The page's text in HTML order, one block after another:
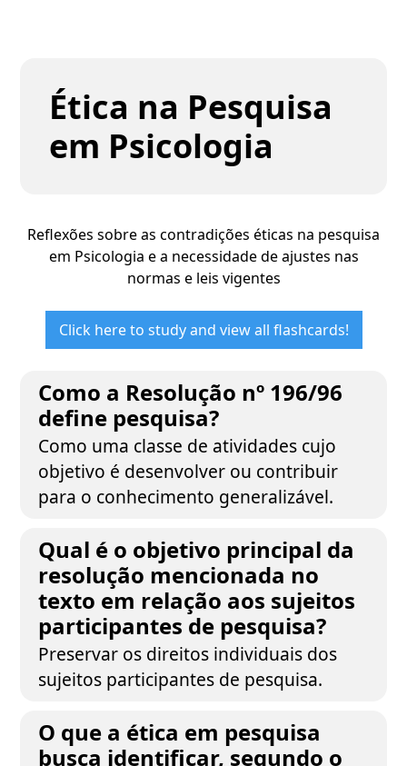
Ética na Pesquisa
em Psicologia
Reflexões sobre as contradições éticas na pesquisa
em Psicologia e a necessidade de ajustes nas
normas e leis vigentes
Click here to study and view all flashcards!
Como a Resolução nº 196/96
define pesquisa?
Como uma classe de atividades cujo
objetivo é desenvolver ou contribuir
para o conhecimento generalizável.
Qual é o objetivo principal da
resolução mencionada no
texto em relação aos sujeitos
participantes de pesquisa?
Preservar os direitos individuais dos
sujeitos participantes de pesquisa.
O que a ética em pesquisa
busca identificar, segundo o